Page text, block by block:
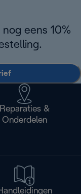
eens 10%
Reparaties &
Onderdelen